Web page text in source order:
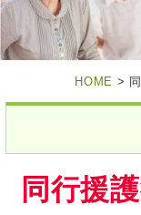
HOME >
同行援